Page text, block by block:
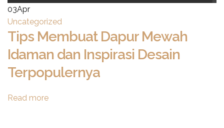
03Apr
Uncategorized
Tips Membuat Dapur Mewah
Idaman dan Inspirasi Desain
Terpopulernya
Read more